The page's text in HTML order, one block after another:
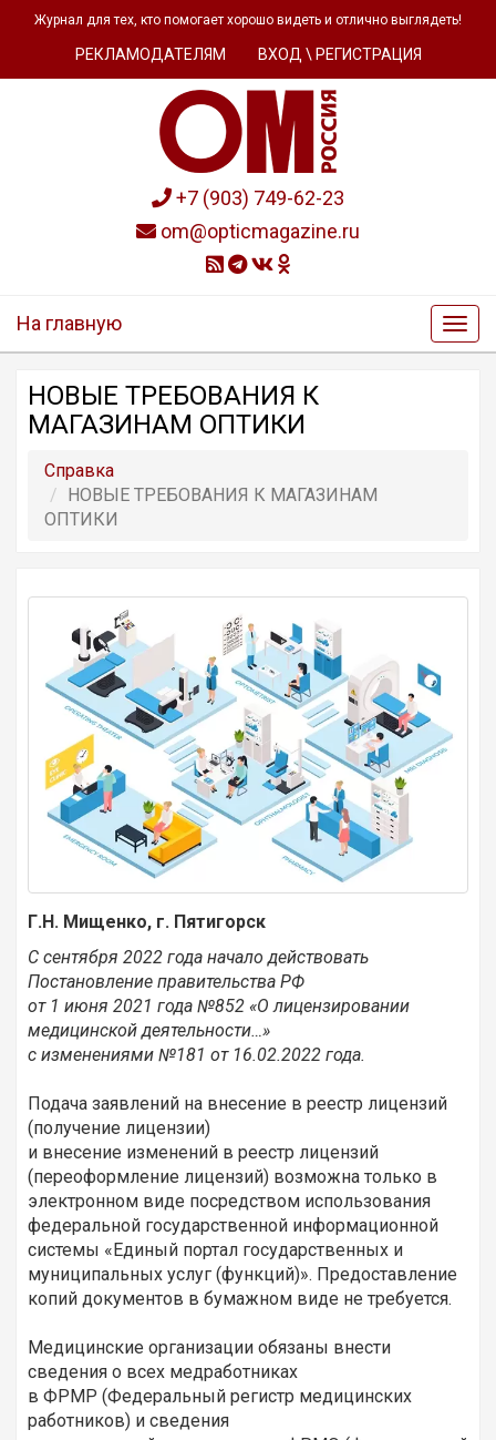
Журнал для тех, кто помогает хорошо видеть и отлично выглядеть!
РЕКЛАМОДАТЕЛЯМ ВХОД \ РЕГИСТРАЦИЯ
+7 (903) 749-62-23
om@opticmagazine.ru
На главную
НОВЫЕ ТРЕБОВАНИЯ К
МАГАЗИНАМ ОПТИКИ
Справка
НОВЫЕ ТРЕБОВАНИЯ К МАГАЗИНАМ
ОПТИКИ
Г.Н. Мищенко, г. Пятигорск
С сентября 2022 года начало действовать
Постановление правительства РФ
от 1 июня 2021 года №852 «О лицензировании
медицинской деятельности…»
с изменениями №181 от 16.02.2022 года.
Подача заявлений на внесение в реестр лицензий
(получение лицензии)
и внесение изменений в реестр лицензий
(переоформление лицензий) возможна только в
электронном виде посредством использования
федеральной государственной информационной
системы «Единый портал государственных и
муниципальных услуг (функций)». Предоставление
копий документов в бумажном виде не требуется.
Медицинские организации обязаны внести
сведения о всех медработниках
в ФРМР (Федеральный регистр медицинских
работников) и сведения